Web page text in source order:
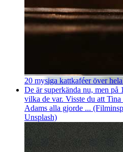
20 mysiga kattkaféer över
De är superkända nu, men på
vilka de var. Visste du att
Adams alla gjorde ...
Unsplash)